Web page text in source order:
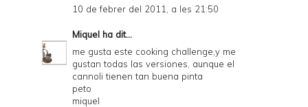
10 de febrer del 2011, a les 21:50
Miquel ha dit...
me gusta este cooking challenge,y me
gustan todas las versiones, aunque el
cannoli tienen tan buena pinta
peto
miquel